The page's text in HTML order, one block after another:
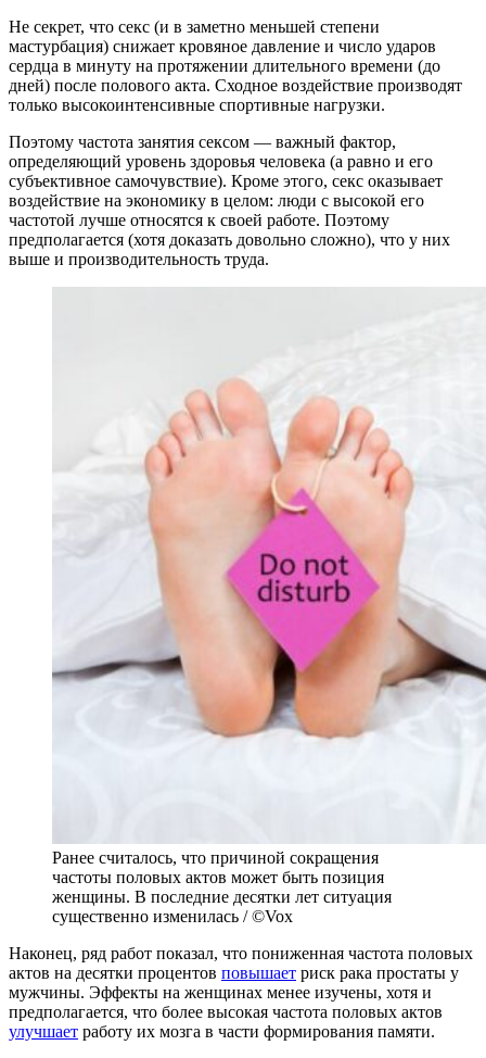
Не секрет, что секс (и в заметно меньшей степени
мастурбация) снижает кровяное давление и число ударов
сердца в минуту на протяжении длительного времени (до
дней) после полового акта. Сходное воздействие производят
только высокоинтенсивные спортивные нагрузки.
Поэтому частота занятия сексом — важный фактор,
определяющий уровень здоровья человека (а равно и его
субъективное самочувствие). Кроме этого, секс оказывает
воздействие на экономику в целом: люди с высокой его
частотой лучше относятся к своей работе. Поэтому
предполагается (хотя доказать довольно сложно), что у них
выше и производительность труда.
Ранее считалось, что причиной сокращения
частоты половых актов может быть позиция
женщины. В последние десятки лет ситуация
существенно изменилась / ©Vox
Наконец, ряд работ показал, что пониженная частота половых
актов на десятки процентов повышает риск рака простаты у
мужчины. Эффекты на женщинах менее изучены, хотя и
предполагается, что более высокая частота половых актов
улучшает работу их мозга в части формирования памяти.